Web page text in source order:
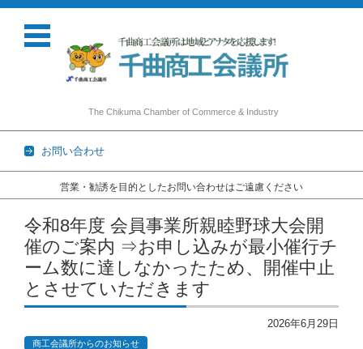
The Chikuma Chamber of Commerce & Industry
お問い合わせ
営業・勧誘を目的としたお問い合わせはご遠慮ください
コンテンツに移動
令和8年度 会員事業所親睦野球大会開
催のご案内 ⇒お申し込みが最小催行チ
ーム数に達しなかったため、開催中止
とさせていただきます
2026年6月29日
商工会議所からのお知らせ